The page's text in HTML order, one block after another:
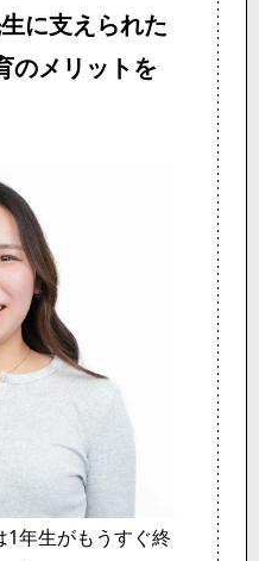
に支えられた
のメリットを
年生がもうすぐ終